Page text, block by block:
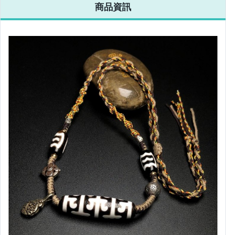
商品資訊